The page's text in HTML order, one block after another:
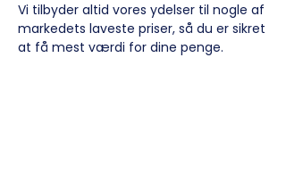
Vi tilbyder altid vores ydelser til nogle af
markedets laveste priser, så du er sikret
at få mest værdi for dine penge.